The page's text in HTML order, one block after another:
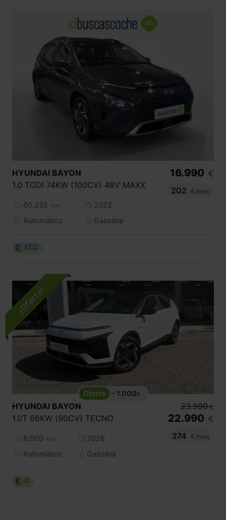
HYUNDAI BAYON
1.0 TGDI 74KW (100CV) 48V MAXX
60.232 km
2022
Automático
Gasolina
16.990 €
202
€/mes
ECO
- 1.000€
HYUNDAI BAYON
1.0T 66KW (90CV) TECNO
6.000 km
2026
Automático
Gasolina
23.990 €
22.990 €
274
€/mes
C